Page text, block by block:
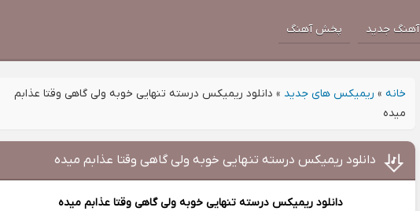
آهنگ جدید پخش آهنگ
خانه » ریمیکس های جدید » دانلود ریمیکس درسته تنهایی خوبه ولی گاهی وقتا عذابم
میده
دانلود ریمیکس درسته تنهایی خوبه ولی گاهی وقتا عذابم میده
دانلود ریمیکس درسته تنهایی خوبه ولی گاهی وقتا عذابم میده